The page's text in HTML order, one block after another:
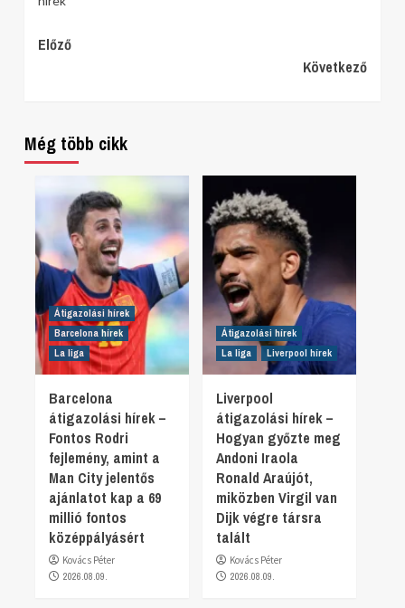
Continue
Előző
Következő
Még több cikk
Átigazolási hírek
Barcelona hírek
La liga
Barcelona
átigazolási hírek –
Fontos Rodri
fejlemény, amint a
Man City jelentős
ajánlatot kap a 69
millió fontos
középpályásért
Kovács Péter
2026.08.09.
Átigazolási hírek
La liga
Liverpool hírek
Liverpool
átigazolási hírek –
Hogyan győzte meg
Andoni Iraola
Ronald Araújót,
miközben Virgil van
Dijk végre társra
talált
Kovács Péter
2026.08.09.